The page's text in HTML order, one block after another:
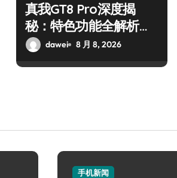
真我GT8 Pro深度揭
秘：特色功能全解析，
亮点一网打尽！
dawei 8 月 8, 2026
手机新闻